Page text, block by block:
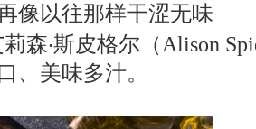
像以往那样干涩无味
森‧斯皮格尔（Alison
、美味多汁。